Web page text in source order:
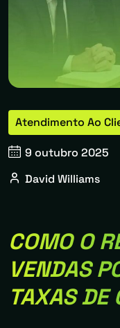
Atendimento Ao
9 outubro 2025
David Williams
COMO O
VENDAS
TAXAS DE